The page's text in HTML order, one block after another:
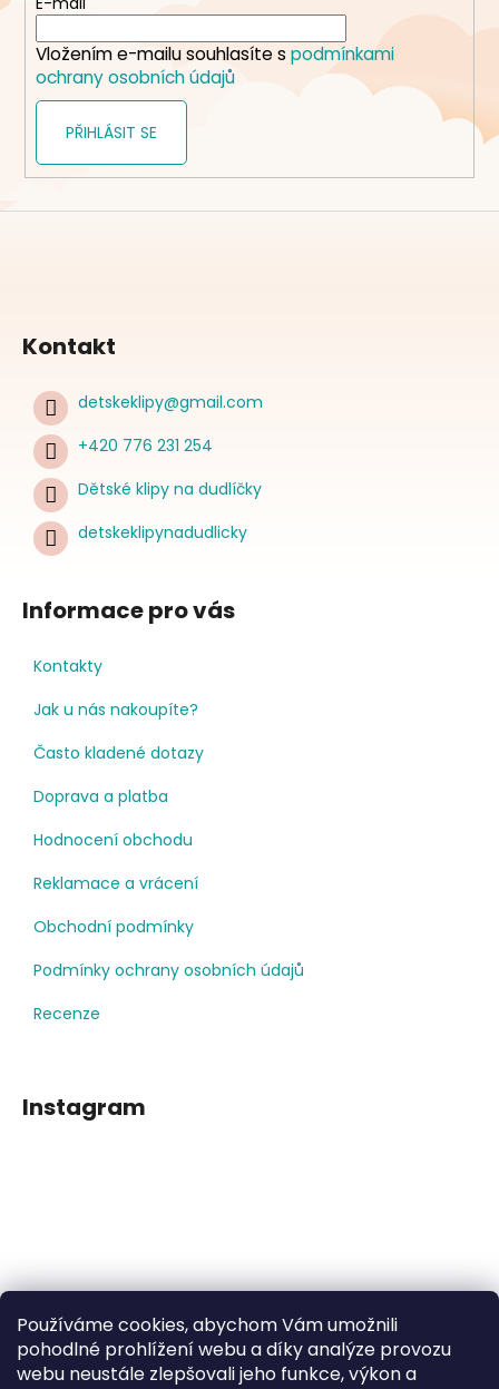
Používáme cookies, abychom Vám umožnili
pohodlné prohlížení webu a díky analýze provozu
webu neustále zlepšovali jeho funkce, výkon a
Vložením e-mailu souhlasíte s podmínkami
ochrany osobních údajů
PŘIHLÁSIT SE
Kontakt
detskeklipy@gmail.com
+420 776 231 254
Dětské klipy na dudlíčky
detskeklipynadudlicky
Informace pro vás
Kontakty
Jak u nás nakoupíte?
Často kladené dotazy
Doprava a platba
Hodnocení obchodu
Reklamace a vrácení
Obchodní podmínky
Podmínky ochrany osobních údajů
Recenze
Instagram
Sledovat na Instagramu